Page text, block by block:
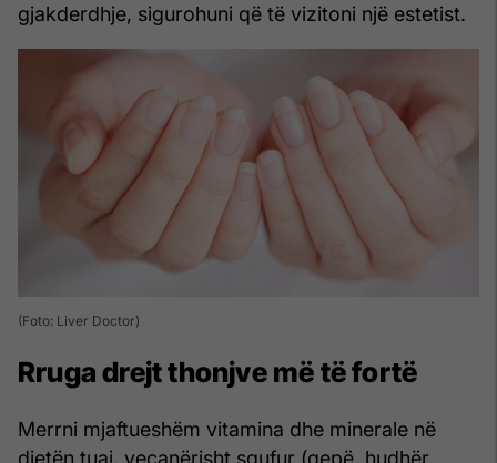
gjakderdhje, sigurohuni që të vizitoni një estetist.
(Foto: Liver Doctor)
Rruga drejt thonjve më të fortë
Merrni mjaftueshëm vitamina dhe minerale në
dietën tuaj, veçanërisht squfur (qepë, hudhër,